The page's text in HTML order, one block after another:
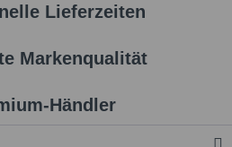
Lieferzeiten
Markenqualität
Händler